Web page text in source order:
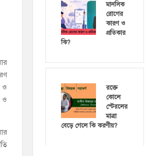
ও
ও
মানসিক
রোগের
কারণ ও
প্রতিকার
কি?
রক্তে
কোলে
স্টেরলের
মাত্রা
বেড়ে গেলে কি করণীয়?